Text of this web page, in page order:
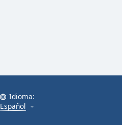
Idioma:
Español